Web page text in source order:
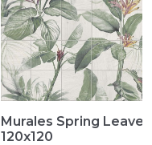
Murales Spring Leaves
120x120